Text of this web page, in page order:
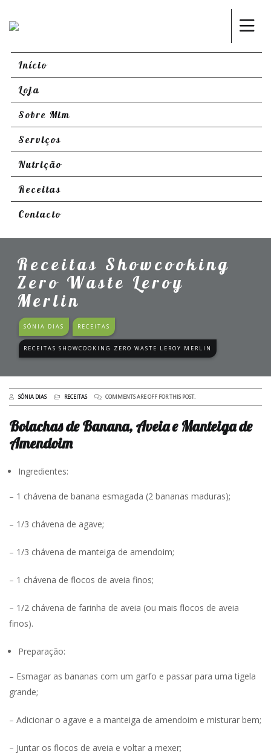
Início
Loja
Sobre Mim
Serviços
Nutrição
Receitas
Contacto
Receitas Showcooking
Zero Waste Leroy
Merlin
SÓNIA DIAS RECEITAS
RECEITAS SHOWCOOKING ZERO WASTE LEROY MERLIN
SÓNIA DIAS RECEITAS COMMENTS ARE OFF FOR THIS POST.
Bolachas de Banana, Aveia e Manteiga de
Amendoim
Ingredientes:
– 1 chávena de banana esmagada (2 bananas maduras);
– 1/3 chávena de agave;
– 1/3 chávena de manteiga de amendoim;
– 1 chávena de flocos de aveia finos;
– 1/2 chávena de farinha de aveia (ou mais flocos de aveia
finos).
Preparação:
– Esmagar as bananas com um garfo e passar para uma tigela
grande;
– Adicionar o agave e a manteiga de amendoim e misturar bem;
– Juntar os flocos de aveia e voltar a mexer;